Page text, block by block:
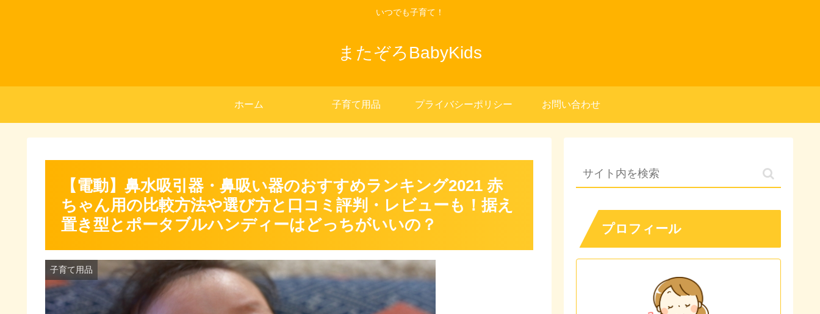
いつでも子育て！
またぞろBabyKids
ホーム 子育て用品 プライバシーポリシー お問い合わせ
【電動】鼻水吸引器・鼻吸い器のおすすめランキング2021 赤
ちゃん用の比較方法や選び方と口コミ評判・レビューも！据え
置き型とポータブルハンディーはどっちがいいの？
子育て用品
プロフィール